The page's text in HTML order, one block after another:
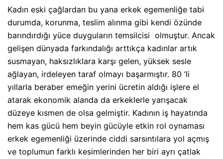
Kadın eski çağlardan bu yana erkek egemenliğe tabi
durumda, korunma, teslim alınma gibi kendi özünde
barındırdığı yüce duyguların temsilcisi olmuştur. Ancak
gelişen dünyada farkındalığı arttıkça kadınlar artık
susmayan, haksızlıklara karşı gelen, yüksek sesle
ağlayan, irdeleyen taraf olmayı başarmıştır. 80 ‘li
yıllarla beraber emeğin yerini ücretin aldığı işlere el
atarak ekonomik alanda da erkeklerle yarışacak
düzeye kısmen de olsa gelmiştir. Kadının iş hayatında
hem kas gücü hem beyin gücüyle etkin rol oynaması
erkek egemenliği üzerinde ciddi sarsıntılara yol açmış
ve toplumun farklı kesimlerinden her biri ayrı çatlak